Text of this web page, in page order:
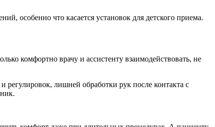
особенно что касается установок для детского приема.
комфортно врачу и ассистенту взаимодействовать, не
регулировок, лишней обработки рук после контакта с